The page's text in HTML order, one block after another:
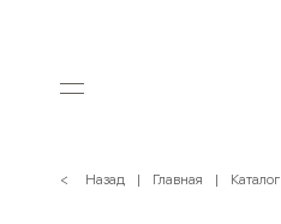
< Назад Главная Каталог